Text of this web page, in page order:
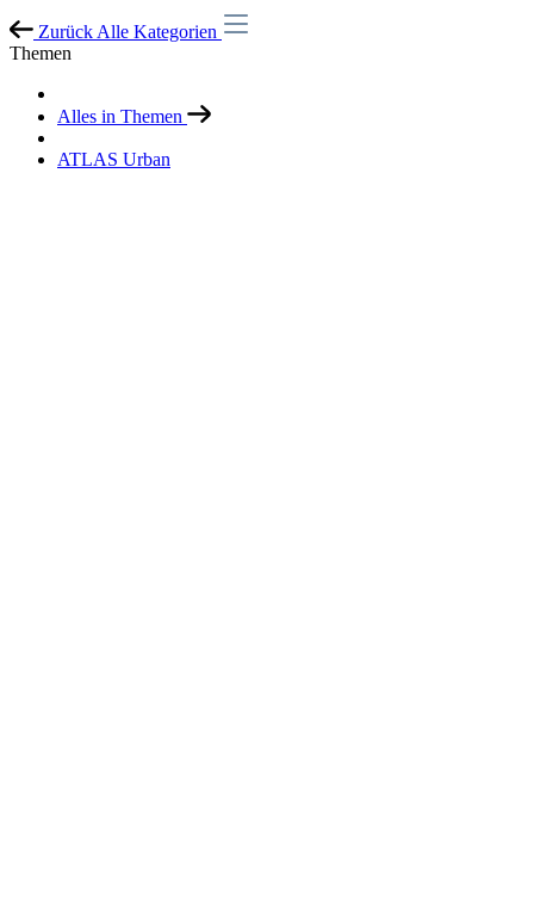
Zurück Alle Kategorien
Themen
Alles in Themen
ATLAS Urban